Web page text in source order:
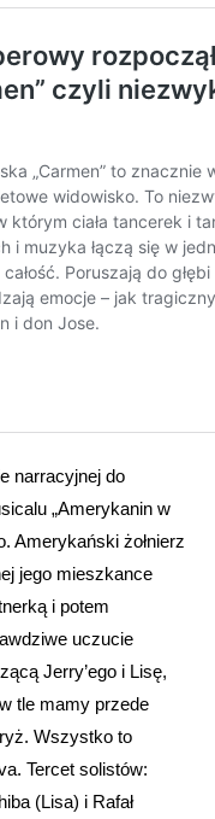
narracyjnej do
„Amerykanin w
Amerykański żołnierz
jego mieszkance
i potem
uczucie
Jerry’ego i Lisę,
tle mamy przede
Wszystko to
Tercet solistów:
(Lisa) i Rafał